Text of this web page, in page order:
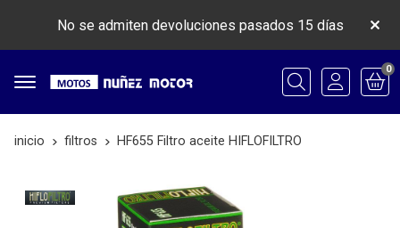
No se admiten devoluciones pasados 15 días
Buscar
0
inicio filtros HF655 Filtro aceite HIFLOFILTRO